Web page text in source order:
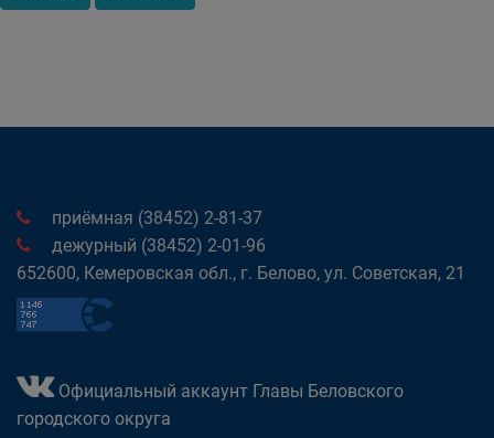
приёмная (38452) 2-81-37
дежурный (38452) 2-01-96
652600, Кемеровская обл., г. Белово, ул. Советская, 21
Официальный аккаунт Главы Беловского
городского округа